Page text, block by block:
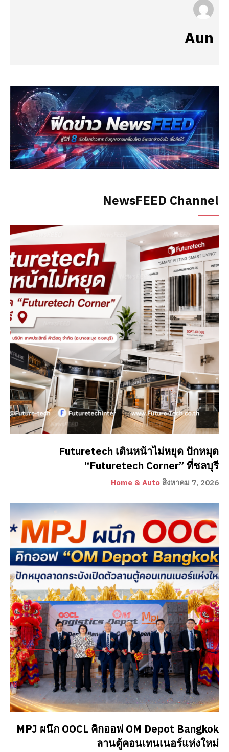
NewsFEED Channel
Futuretech เดินหน้าไม่หยุด ปักหมุด
“Futuretech Corner” ที่ชลบุรี
Home & Auto สิงหาคม 7, 2026
MPJ ผนึก OOCL คิกออฟ OM Depot Bangkok
ลานตู้คอนเทนเนอร์แห่งใหม่
Aun